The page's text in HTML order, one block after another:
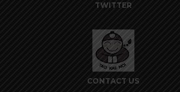
TWITTER
CONTACT US